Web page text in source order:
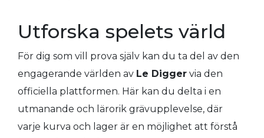
Utforska spelets värld
För dig som vill prova själv kan du ta del av den
engagerande världen av Le Digger via den
officiella plattformen. Här kan du delta i en
utmanande och lärorik grävupplevelse, där
varje kurva och lager är en möjlighet att förstå